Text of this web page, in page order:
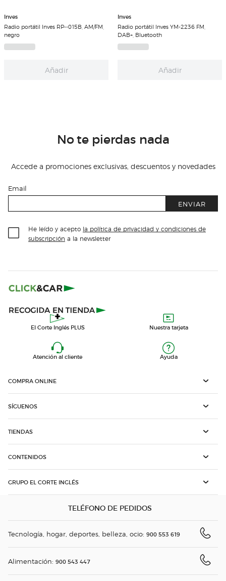
Inves
Radio portátil Inves RP--015B, AM/FM,
negro
Añadir
Inves
Radio portátil Inves YM-2236 FM,
DAB+, Bluetooth
Añadir
No te pierdas nada
Accede a promociones exclusivas, descuentos y novedades
Email
ENVIAR
He leído y acepto la política de privacidad y condiciones de
subscripción a la newsletter
El Corte Inglés PLUS Nuestra tarjeta
Atención al cliente Ayuda
COMPRA ONLINE
SÍGUENOS
TIENDAS
CONTENIDOS
GRUPO EL CORTE INGLÉS
TELÉFONO DE PEDIDOS
Tecnología, hogar, deportes, belleza, ocio: 900 553 619
Alimentación: 900 543 447